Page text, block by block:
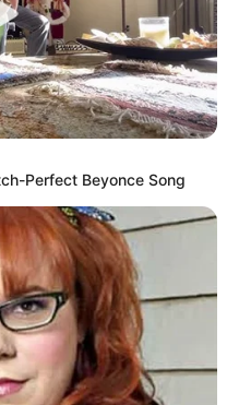
Perfect Beyonce Song